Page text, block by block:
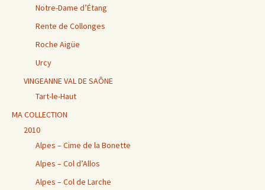
Notre-Dame d’Étang
Rente de Collonges
Roche Aigüe
Urcy
VINGEANNE VAL DE SAÔNE
Tart-le-Haut
MA COLLECTION
2010
Alpes – Cime de la Bonette
Alpes – Col d’Allos
Alpes – Col de Larche